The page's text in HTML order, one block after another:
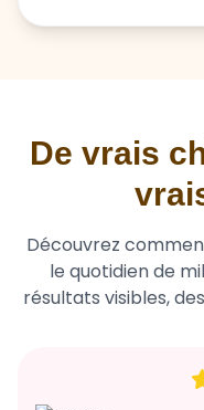
De vrais
Découvrez
le quotidien de
résultats visibles,